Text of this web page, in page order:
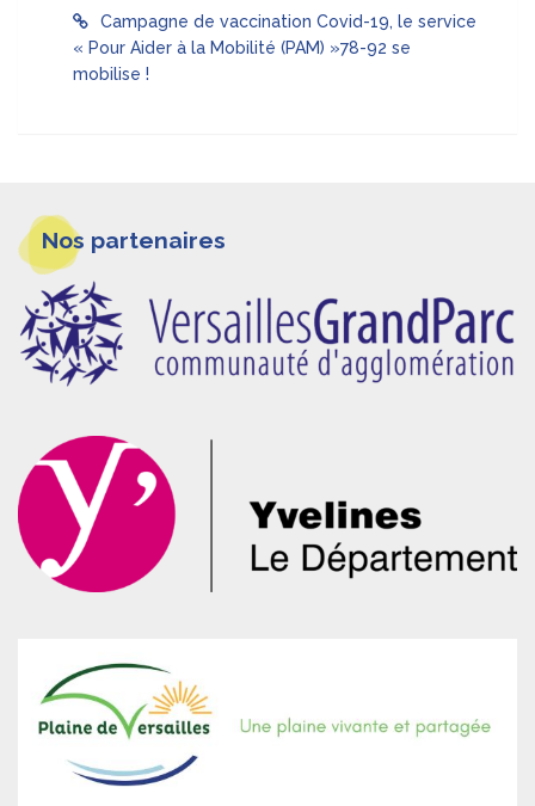
Campagne de vaccination Covid-19, le service
« Pour Aider à la Mobilité (PAM) »78-92 se
mobilise !
pieds
de
page
Nos partenaires